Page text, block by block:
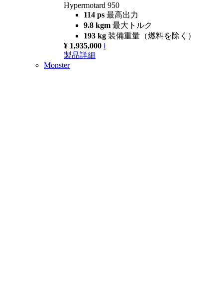
Hypermotard 950
114 ps 最高出力
9.8 kgm 最大トルク
193 kg 装備重量（燃料を除く）
¥ 1,935,000 i
製品詳細
Monster